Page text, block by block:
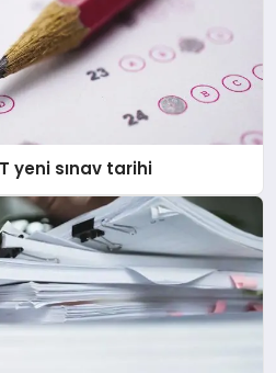
yeni sınav tarihi